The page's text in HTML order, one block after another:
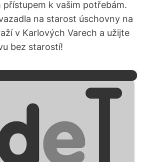
přístupem k vašim potřebám.
na starost úschovny na
v Karlových Varech a užijte
bez starostí!